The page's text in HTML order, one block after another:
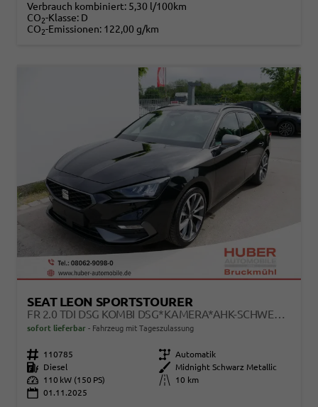
Verbrauch kombiniert: 5,30 l/100km
CO2-Klasse: D
CO2-Emissionen: 122,00 g/km
SEAT LEON SPORTSTOURER
FR 2.0 TDI DSG KOMBI DSG*KAMERA*AHK-SCHWENKBAR*NAVI*TEMPOMAT*WINTERPAKET*
sofort lieferbar Fahrzeug mit Tageszulassung
Fahrzeugnr. 110785 Getriebe Automatik
Kraftstoff
Diesel Außenfarbe
Midnight Schwarz Metallic
Leistung
110 kW (150 PS) Kilometerstand
10 km
01.11.2025